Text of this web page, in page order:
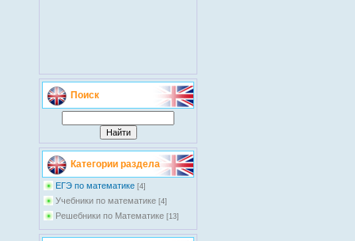
Поиск
Категории раздела
ЕГЭ по математике [4]
Учебники по математике [4]
Решебники по Математике [13]